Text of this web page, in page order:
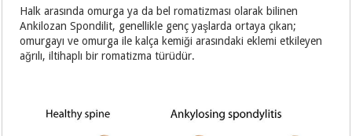
Halk arasında omurga ya da bel romatizması olarak bilinen
Ankilozan Spondilit, genellikle genç yaşlarda ortaya çıkan;
omurgayı ve omurga ile kalça kemiği arasındaki eklemi etkileyen
ağrılı, iltihaplı bir romatizma türüdür.